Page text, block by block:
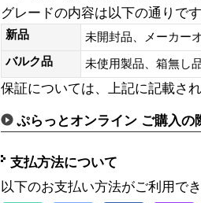
グレードの内容は以下の通りで
新品
未開封品、メーカー
バルク品
未使用製品、箱無
保証については、上記に記載さ
ぷらっとオンライン ご購入の
支払方法について
以下のお支払い方法がご利用で